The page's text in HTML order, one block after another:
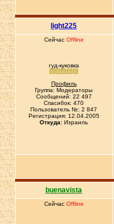
light225
Сейчас Offline
гуд-куковка
Профиль
Группа: Модераторы
Сообщений: 22 497
Спасибок: 470
Пользователь №: 2 847
Регистрация: 12.04.2005
Откуда: Израиль
buenavista
Сейчас Offline